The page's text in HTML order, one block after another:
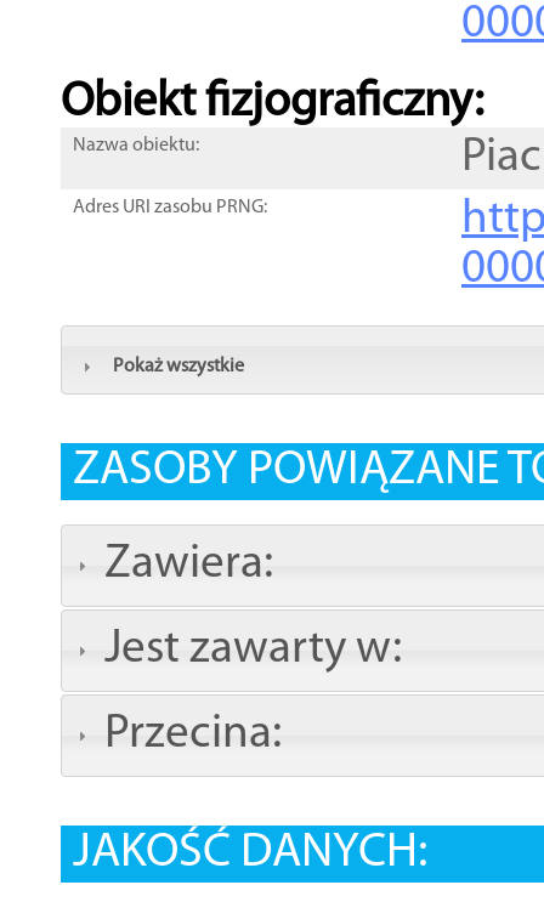
Obiekt fizjograficzny:
Nazwa obiektu:
Adres URI zasobu PRNG:
Pokaż wszystkie
ZASOBY POWIĄZANE
Zawiera:
Jest zawarty w:
Przecina:
JAKOŚĆ DANYCH: